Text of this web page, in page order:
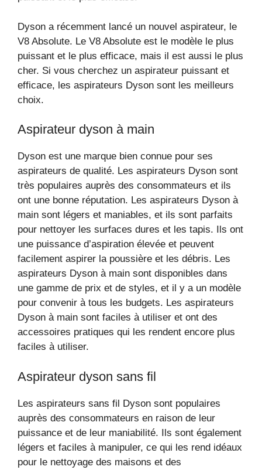
Dyson a récemment lancé un nouvel aspirateur, le
V8 Absolute. Le V8 Absolute est le modèle le plus
puissant et le plus efficace, mais il est aussi le plus
cher. Si vous cherchez un aspirateur puissant et
efficace, les aspirateurs Dyson sont les meilleurs
choix.
Aspirateur dyson à main
Dyson est une marque bien connue pour ses
aspirateurs de qualité. Les aspirateurs Dyson sont
très populaires auprès des consommateurs et ils
ont une bonne réputation. Les aspirateurs Dyson à
main sont légers et maniables, et ils sont parfaits
pour nettoyer les surfaces dures et les tapis. Ils ont
une puissance d’aspiration élevée et peuvent
facilement aspirer la poussière et les débris. Les
aspirateurs Dyson à main sont disponibles dans
une gamme de prix et de styles, et il y a un modèle
pour convenir à tous les budgets. Les aspirateurs
Dyson à main sont faciles à utiliser et ont des
accessoires pratiques qui les rendent encore plus
faciles à utiliser.
Aspirateur dyson sans fil
Les aspirateurs sans fil Dyson sont populaires
auprès des consommateurs en raison de leur
puissance et de leur maniabilité. Ils sont également
légers et faciles à manipuler, ce qui les rend idéaux
pour le nettoyage des maisons et des